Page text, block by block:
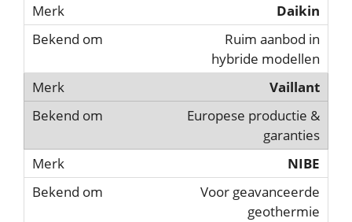
Daikin
Ruim aanbod in
hybride modellen
Vaillant
Europese productie &
garanties
NIBE
Voor geavanceerde
geothermie